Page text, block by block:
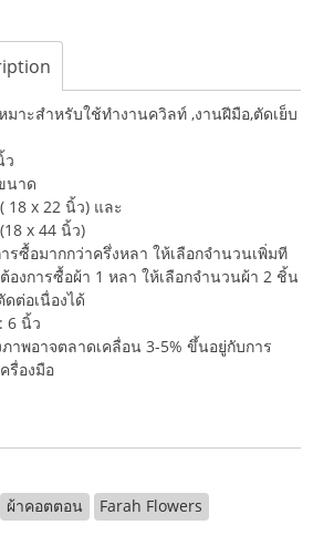
มาะสำหรับใช้ทำงานควิลท์ ,งานฝีมือ,ตัดเย็บ
ว
นาด
18 x 22 นิ้ว) และ
x 44 นิ้ว)
ซื้อมากกว่าครึ่งหลา ให้เลือกจำนวนเพิ่มที
องการซื้อผ้า 1 หลา ให้เลือกจำนวนผ้า 2 ชิ้น
ต่อเนื่องได้
6 นิ้ว
าพอาจตลาดเคลื่อน 3-5% ขึ้นอยู่กับการ
รื่องมือ
ผ้าคอตตอน
Farah Flowers